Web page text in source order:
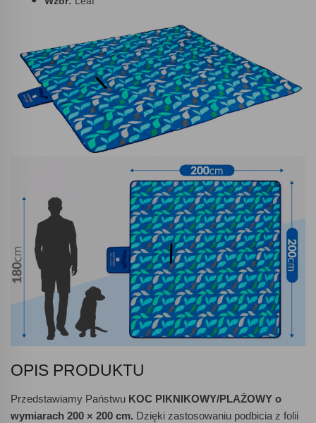
OPIS PRODUKTU
Przedstawiamy Państwu KOC PIKNIKOWY/PLAŻOWY o
wymiarach 200 × 200 cm. Dzięki zastosowaniu podbicia z folii